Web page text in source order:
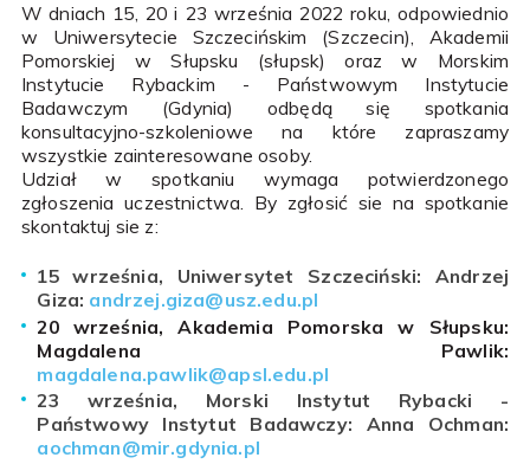
W dniach 15, 20 i 23 września 2022 roku, odpowiednio
w Uniwersytecie Szczecińskim (Szczecin), Akademii
Pomorskiej w Słupsku (słupsk) oraz w Morskim
Instytucie Rybackim - Państwowym Instytucie
Badawczym (Gdynia) odbędą się spotkania
konsultacyjno-szkoleniowe na które zapraszamy
wszystkie zainteresowane osoby.
Udział w spotkaniu wymaga potwierdzonego
zgłoszenia uczestnictwa. By zgłosić sie na spotkanie
skontaktuj sie z:
15 września, Uniwersytet Szczeciński: Andrzej
Giza: andrzej.giza@usz.edu.pl
20 września, Akademia Pomorska w Słupsku:
Magdalena Pawlik:
magdalena.pawlik@apsl.edu.pl
23 września, Morski Instytut Rybacki -
Państwowy Instytut Badawczy: Anna Ochman:
aochman@mir.gdynia.pl